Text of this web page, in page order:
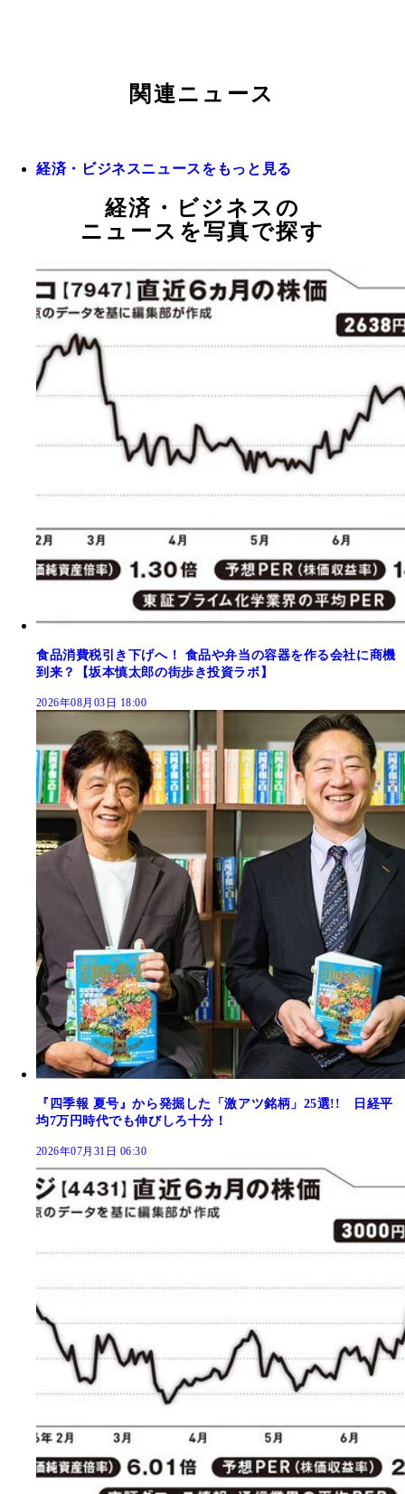
関連ニュース
経済・ビジネスニュースをもっと見る
経済・ビジネスの
ニュースを写真で探す
食品消費税引き下げへ！ 食品や弁当の容器を作る会社に商機
到来？【坂本慎太郎の街歩き投資ラボ】
2026年08月03日 18:00
『四季報 夏号』から発掘した「激アツ銘柄」25選!! 日経平
均7万円時代でも伸びしろ十分！
2026年07月31日 06:30